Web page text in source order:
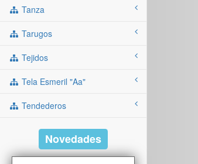
Tanza
Tarugos
Tejidos
Tela Esmeril "aa"
Tendederos
Novedades